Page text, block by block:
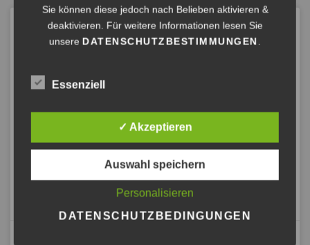
HIRNBEGABT – WIE WIR MIT
DENKEN FREUDE, MUT UND
ZURÜCKGEWINNEN
Lernarchitektur deines Kopfes. Zwischen Hirnfreundchen
und Hirnfresser – für innere Stabilität in unruhigen Zeiten.
Unabhängig im Self-Publishing.
Sie können diese jedoch nach Belieben aktivieren &
deaktivieren. Für weitere Informationen lesen Sie
unsereDATENSCHUTZBESTIMMUNGEN.
Essenziell
✓ Akzeptieren
Auswahl speichern
Personalisieren
DATENSCHUTZBEDINGUNGEN